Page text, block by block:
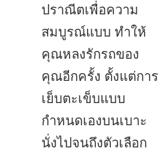
ปราณีตเพื่อความ
สมบูรณ์แบบ ทำให้
คุณหลงรักรถของ
คุณอีกครั้ง ตั้งแต่การ
เย็บตะเข็บแบบ
กำหนดเองบนเบาะ
นั่งไปจนถึงตัวเลือก